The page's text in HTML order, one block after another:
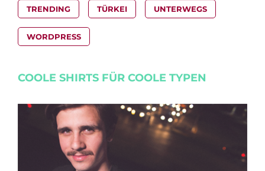
TRENDING TÜRKEI UNTERWEGS
WORDPRESS
COOLE SHIRTS FÜR COOLE TYPEN